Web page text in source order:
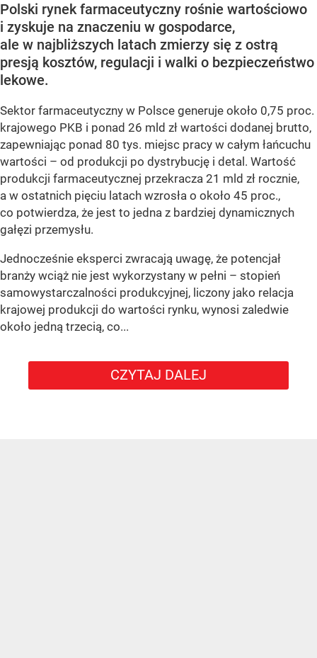
Polski rynek farmaceutyczny rośnie wartościowo
i zyskuje na znaczeniu w gospodarce,
ale w najbliższych latach zmierzy się z ostrą
presją kosztów, regulacji i walki o bezpieczeństwo
lekowe.
Sektor farmaceutyczny w Polsce generuje około 0,75 proc.
krajowego PKB i ponad 26 mld zł wartości dodanej brutto,
zapewniając ponad 80 tys. miejsc pracy w całym łańcuchu
wartości – od produkcji po dystrybucję i detal. Wartość
produkcji farmaceutycznej przekracza 21 mld zł rocznie,
a w ostatnich pięciu latach wzrosła o około 45 proc.,
co potwierdza, że jest to jedna z bardziej dynamicznych
gałęzi przemysłu.
Jednocześnie eksperci zwracają uwagę, że potencjał
branży wciąż nie jest wykorzystany w pełni – stopień
samowystarczalności produkcyjnej, liczony jako relacja
krajowej produkcji do wartości rynku, wynosi zaledwie
około jedną trzecią, co...
CZYTAJ DALEJ